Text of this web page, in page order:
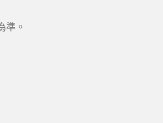
準。